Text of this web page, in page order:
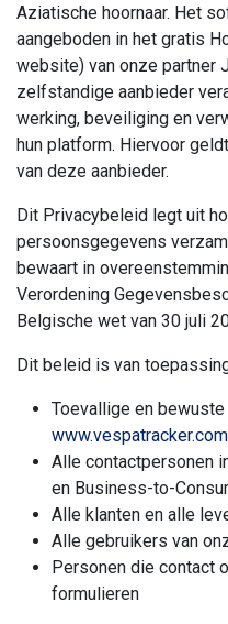
Aziatische hoornaar. Het
aangeboden in het gratis
website) van onze partner
zelfstandige aanbieder
werking, beveiliging en
hun platform. Hiervoor
van deze aanbieder.
Dit Privacybeleid legt uit
persoonsgegevens
bewaart in
Verordening
Belgische wet van 30 juli
Dit beleid is van
Toevallige en
www.vespatracker.com
Alle contactpersonen
en Business-to-
Alle klanten en alle
Alle gebruikers van
Personen die contact
formulieren